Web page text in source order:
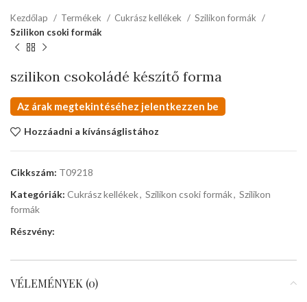
Kezdőlap Termékek Cukrász kellékek
Szilikon formák
Szilikon csoki formák
szilikon csokoládé készítő forma
Az árak megtekintéséhez jelentkezzen be
Hozzáadni a kívánságlistához
Cikkszám: T09218
Kategóriák: Cukrász kellékek, Szilikon csoki formák, Szilikon
formák
Részvény:
VÉLEMÉNYEK (0)